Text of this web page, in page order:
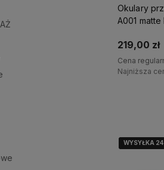
Okulary
A001
219,00 zł
Cena
Najniższa
WYSYŁKA
WYSYŁKA
WYSYŁKA